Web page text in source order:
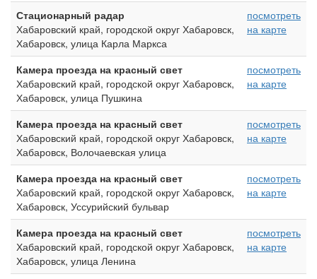
Стационарный радар
Хабаровский край, городской округ Хабаровск,
Хабаровск, улица Карла Маркса
посмотреть
на карте
Камера проезда на красный свет
Хабаровский край, городской округ Хабаровск,
Хабаровск, улица Пушкина
посмотреть
на карте
Камера проезда на красный свет
Хабаровский край, городской округ Хабаровск,
Хабаровск, Волочаевская улица
посмотреть
на карте
Камера проезда на красный свет
Хабаровский край, городской округ Хабаровск,
Хабаровск, Уссурийский бульвар
посмотреть
на карте
Камера проезда на красный свет
Хабаровский край, городской округ Хабаровск,
Хабаровск, улица Ленина
посмотреть
на карте